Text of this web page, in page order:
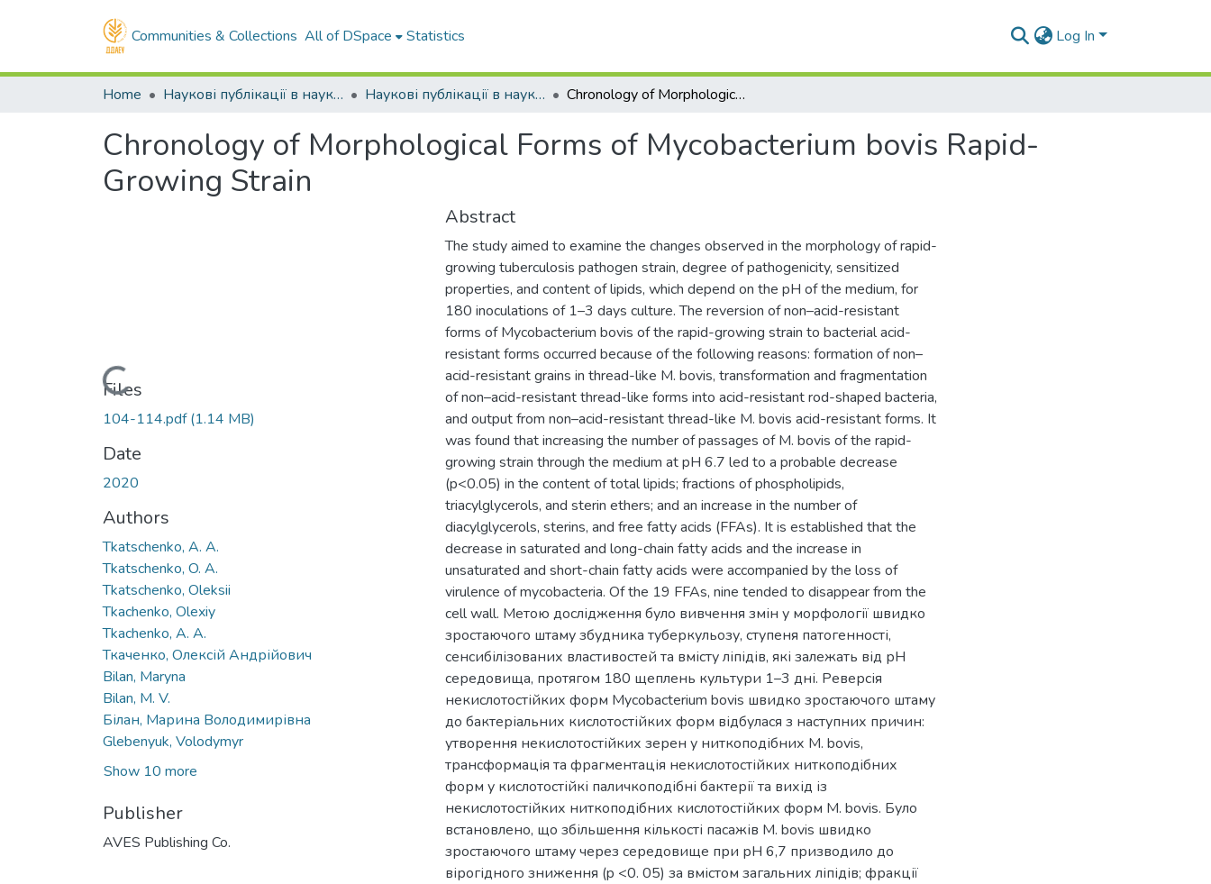
Communities & Collections All of DSpace Statistics Log In
Home Наукові публікації в наукометричних базах Scopus та Web of Science Наукові публікації в наукометричній базі Scopus Chronology of Morphological Forms of Mycobacterium bovis Rapid-Growing Strain
Chronology of Morphological Forms of Mycobacterium bovis Rapid-
Growing Strain
Loading...
Files
104-114.pdf(1.14 MB)
Date
2020
Authors
Tkatschenko, A. A.
Tkatschenko, O. A.
Tkatschenko, Оleksii
Tkachenko, Olexiy
Tkachenko, A. A.
Ткаченко, Олексій Андрійович
Bilan, Maryna
Bilan, M. V.
Білан, Марина Володимирівна
Glebenyuk, Volodymyr
Show 10 more
Publisher
AVES Publishing Co.
Abstract
The study aimed to examine the changes observed in the morphology of rapid-
growing tuberculosis pathogen strain, degree of pathogenicity, sensitized
properties, and content of lipids, which depend on the pH of the medium, for
180 inoculations of 1–3 days culture. The reversion of non–acid-resistant
forms of Mycobacterium bovis of the rapid-growing strain to bacterial acid-
resistant forms occurred because of the following reasons: formation of non–
acid-resistant grains in thread-like M. bovis, transformation and fragmentation
of non–acid-resistant thread-like forms into acid-resistant rod-shaped bacteria,
and output from non–acid-resistant thread-like M. bovis acid-resistant forms. It
was found that increasing the number of passages of M. bovis of the rapid-
growing strain through the medium at pH 6.7 led to a probable decrease
(p<0.05) in the content of total lipids; fractions of phospholipids,
triacylglycerols, and sterin ethers; and an increase in the number of
diacylglycerols, sterins, and free fatty acids (FFAs). It is established that the
decrease in saturated and long-chain fatty acids and the increase in
unsaturated and short-chain fatty acids were accompanied by the loss of
virulence of mycobacteria. Of the 19 FFAs, nine tended to disappear from the
cell wall. Метою дослідження було вивчення змін у морфології швидко
зростаючого штаму збудника туберкульозу, ступеня патогенності,
сенсибілізованих властивостей та вмісту ліпідів, які залежать від рН
середовища, протягом 180 щеплень культури 1–3 дні. Реверсія
некислотостійких форм Mycobacterium bovis швидко зростаючого штаму
до бактеріальних кислотостійких форм відбулася з наступних причин:
утворення некислотостійких зерен у ниткоподібних M. bovis,
трансформація та фрагментація некислотостійких ниткоподібних
форм у кислотостійкі паличкоподібні бактерії та вихід із
некислотостійких ниткоподібних кислотостійких форм M. bovis. Було
встановлено, що збільшення кількості пасажів M. bovis швидко
зростаючого штаму через середовище при рН 6,7 призводило до
вірогідного зниження (p <0. 05) за вмістом загальних ліпідів; фракції